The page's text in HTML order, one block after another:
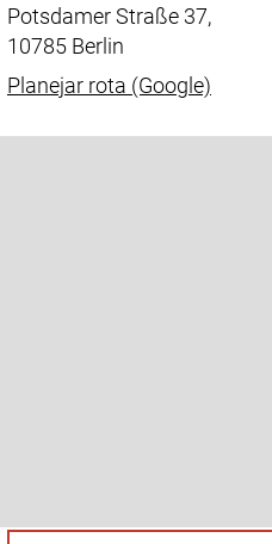
Potsdamer Straße 37,
10785 Berlin
Planejar rota (Google)